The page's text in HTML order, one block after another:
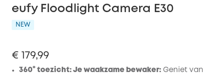
eufy Floodlight Camera E30
NEW
€ 179,99
360° toezicht: Je waakzame bewaker: Geniet van